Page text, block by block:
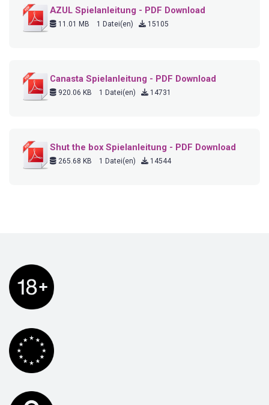
AZUL Spielanleitung - PDF Download
11.01 MB 1 Datei(en) 15105
Canasta Spielanleitung - PDF Download
920.06 KB 1 Datei(en) 14731
Shut the box Spielanleitung - PDF Download
265.68 KB 1 Datei(en) 14544